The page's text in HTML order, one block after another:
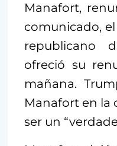
Manafort,
comunicado,
republicano
ofreció su
mañana.
Manafort en la
ser un